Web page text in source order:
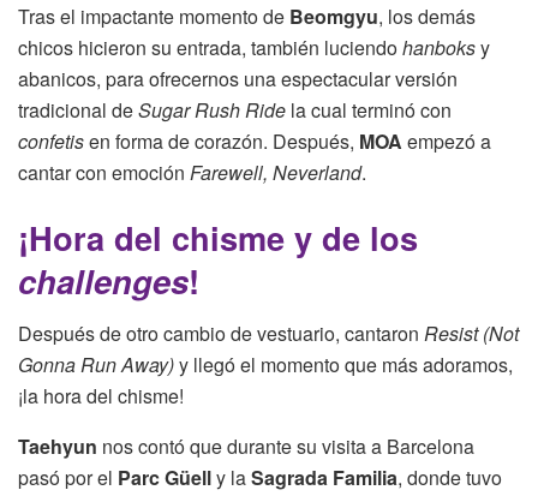
Tras el impactante momento de Beomgyu, los demás
chicos hicieron su entrada, también luciendohanboksy
abanicos, para ofrecernos una espectacular versión
tradicional deSugar Rush Ride la cual terminó con
confetisen forma de corazón. Después, MOA empezó a
cantar con emoción Farewell, Neverland.
¡Hora del chisme y de los
challenges!
Después de otro cambio de vestuario, cantaron Resist (Not
Gonna Run Away)y llegó el momento que más adoramos,
¡la hora del chisme!
Taehyun nos contó que durante su visita a Barcelona
pasó por el Parc Güelly laSagrada Familia, donde tuvo